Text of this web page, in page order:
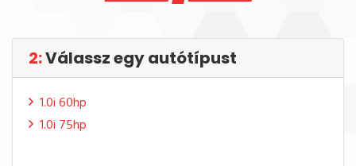
2:Válassz egy autótípust
1.0i 60hp
1.0i 75hp